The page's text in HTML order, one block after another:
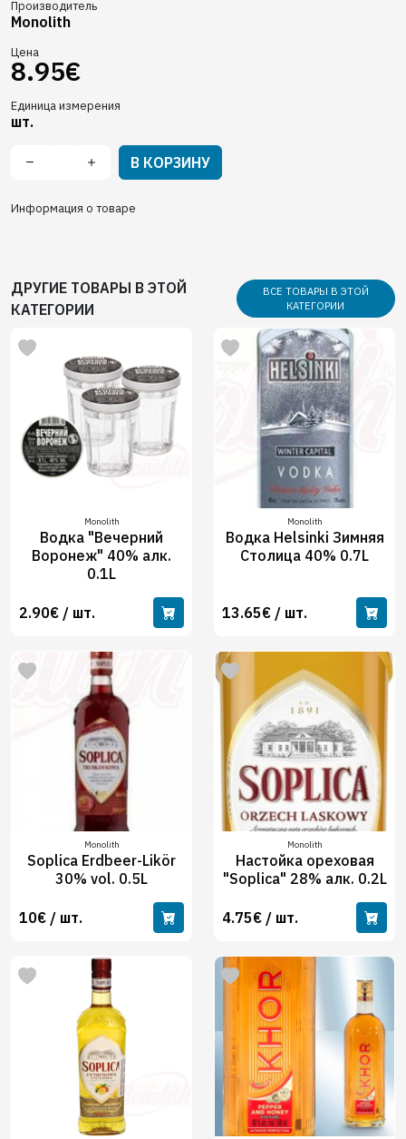
Производитель
Monolith
Цена
8.95€
Единица измерения
шт.
В КОРЗИНУ
Информация о товаре
ДРУГИЕ ТОВАРЫ В ЭТОЙ
КАТЕГОРИИ
ВСЕ ТОВАРЫ В ЭТОЙ
КАТЕГОРИИ
Monolith
Водка "Вечерний
Воронеж" 40% алк.
0.1L
2.90€ / шт.
Monolith
Водка Helsinki Зимняя
Столица 40% 0.7L
13.65€ / шт.
Monolith
Soplica Erdbeer-Likör
30% vol. 0.5L
10€ / шт.
Monolith
Настойка ореховая
"Soplica" 28% алк. 0.2L
4.75€ / шт.